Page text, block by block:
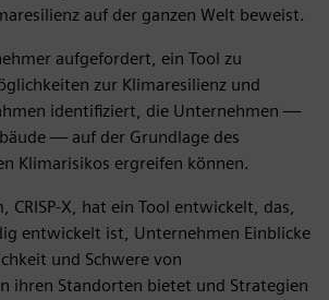
auf der ganzen Welt beweist.
aufgefordert, ein Tool zu
zur Klimaresilienz und
identifiziert, die Unternehmen —
— auf der Grundlage des
Klimarisikos ergreifen können.
CRISP-X, hat ein Tool entwickelt, das,
entwickelt ist, Unternehmen Einblicke
und Schwere von
ihren Standorten bietet und Strategien